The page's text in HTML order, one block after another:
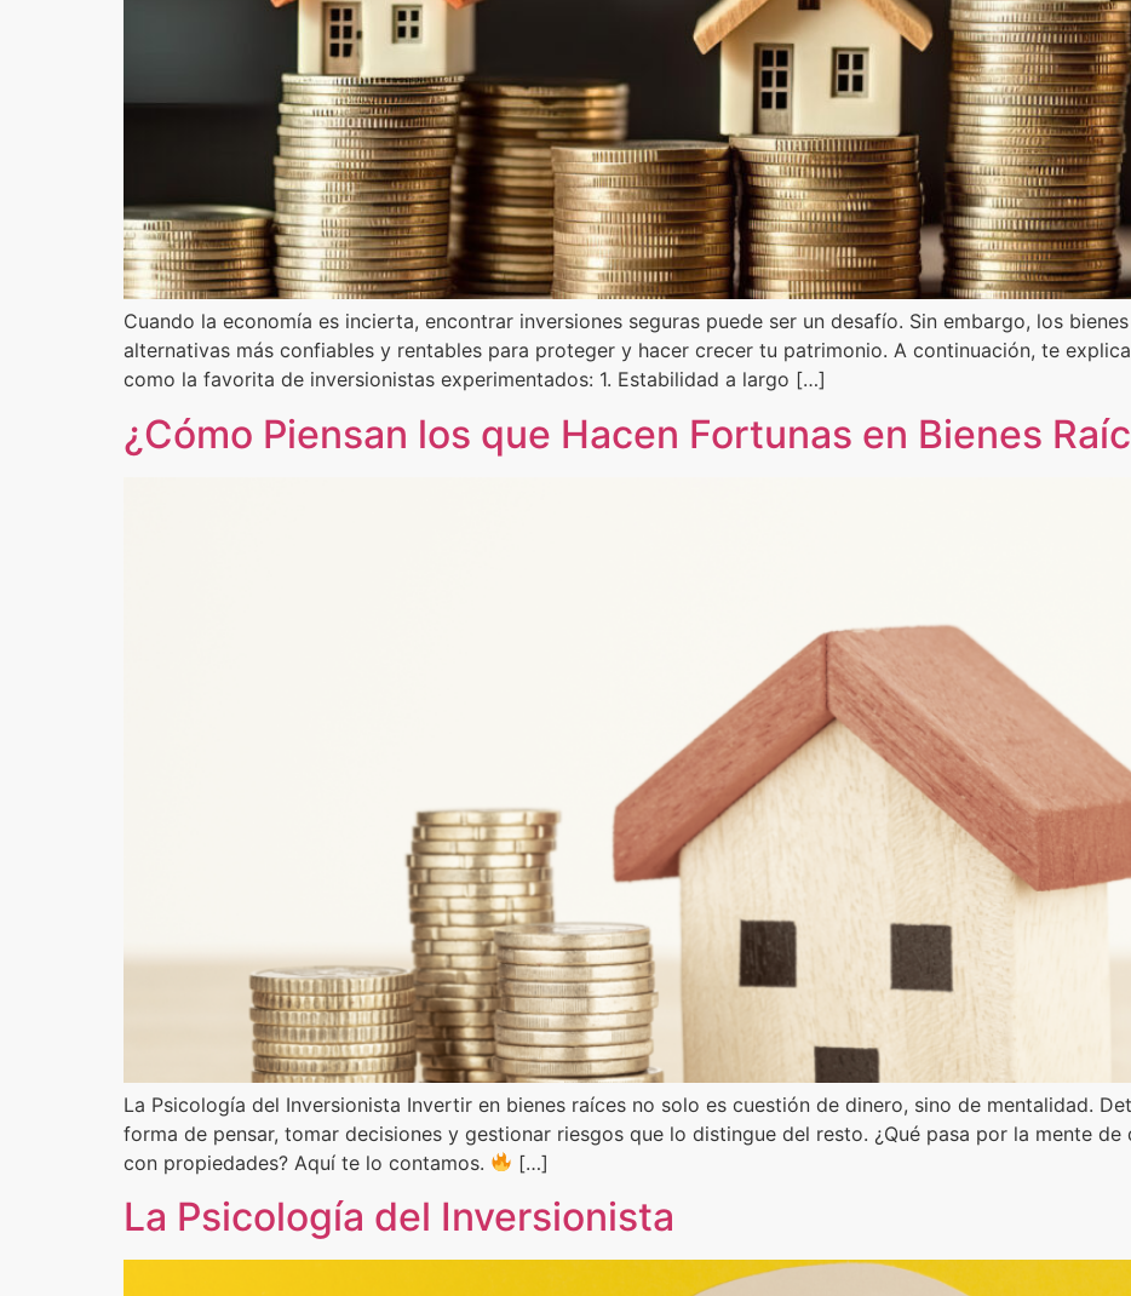
Cuando la economía es incierta, encontrar inversiones seguras puede ser un desafío. Sin embargo, los
alternativas más confiables y rentables para proteger y hacer crecer tu patrimonio. A continuación, te
como la favorita de inversionistas experimentados: 1. Estabilidad a largo […]
¿Cómo Piensan los que Hacen Fortunas en Bienes
La Psicología del Inversionista Invertir en bienes raíces no solo es cuestión de dinero, sino de mentalidad.
forma de pensar, tomar decisiones y gestionar riesgos que lo distingue del resto. ¿Qué pasa por la mente
con propiedades? Aquí te lo contamos.
[…]
La Psicología del Inversionista